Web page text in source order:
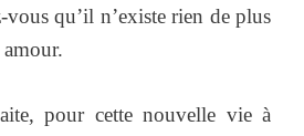
qu’il n’existe rien de plus
pour cette nouvelle vie à